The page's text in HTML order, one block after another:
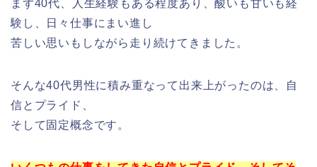
まず40代、人生経験もある程度あり、酸いも甘いも経
験し、日々仕事にまい進し
苦しい思いもしながら走り続けてきました。
そんな40代男性に積み重なって出来上がったのは、自
信とプライド、
そして固定概念です。